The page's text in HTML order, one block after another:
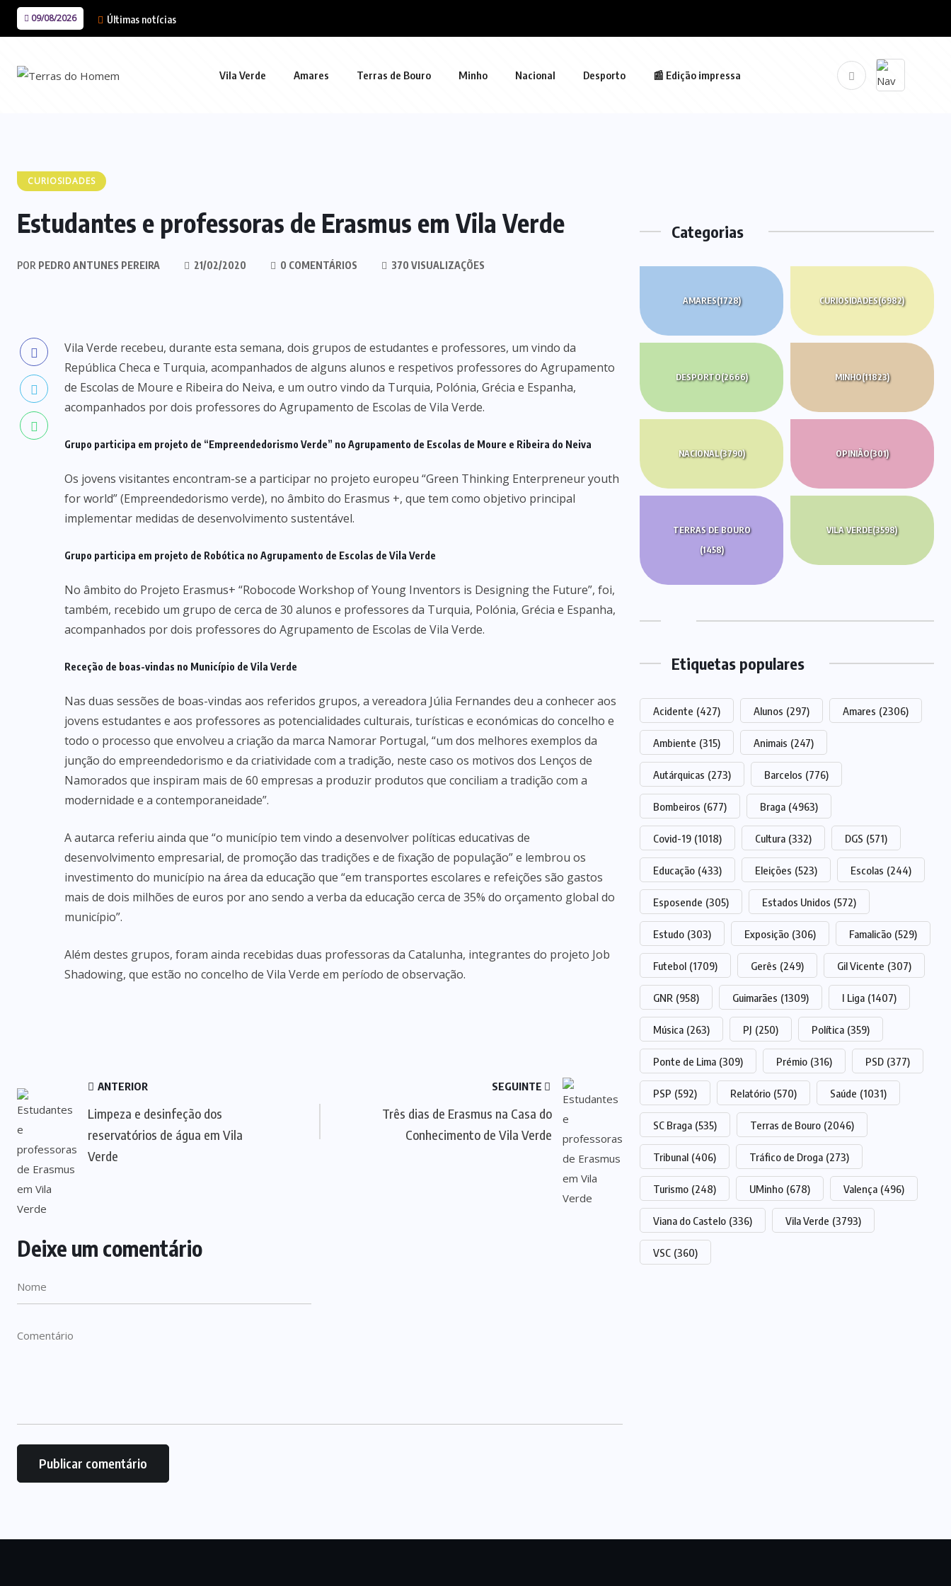
09/08/2026 Últimas notícias
Vila Verde Amares Terras de Bouro Minho Nacional Desporto 📰 Edição impressa
CURIOSIDADES
Estudantes e professoras de Erasmus em Vila Verde
POR PEDRO ANTUNES PEREIRA 21/02/2020 0 COMENTÁRIOS 370 VISUALIZAÇÕES
Vila Verde recebeu, durante esta semana, dois grupos de estudantes e professores, um vindo da
República Checa e Turquia, acompanhados de alguns alunos e respetivos professores do Agrupamento
de Escolas de Moure e Ribeira do Neiva, e um outro vindo da Turquia, Polónia, Grécia e Espanha,
acompanhados por dois professores do Agrupamento de Escolas de Vila Verde.
Grupo participa em projeto de “Empreendedorismo Verde” no Agrupamento de Escolas de Moure e Ribeira do Neiva
Os jovens visitantes encontram-se a participar no projeto europeu “Green Thinking Enterpreneur youth
for world” (Empreendedorismo verde), no âmbito do Erasmus +, que tem como objetivo principal
implementar medidas de desenvolvimento sustentável.
Grupo participa em projeto de Robótica no Agrupamento de Escolas de Vila Verde
No âmbito do Projeto Erasmus+ “Robocode Workshop of Young Inventors is Designing the Future”, foi,
também, recebido um grupo de cerca de 30 alunos e professores da Turquia, Polónia, Grécia e Espanha,
acompanhados por dois professores do Agrupamento de Escolas de Vila Verde.
Receção de boas-vindas no Município de Vila Verde
Nas duas sessões de boas-vindas aos referidos grupos, a vereadora Júlia Fernandes deu a conhecer aos
jovens estudantes e aos professores as potencialidades culturais, turísticas e económicas do concelho e
todo o processo que envolveu a criação da marca Namorar Portugal, “um dos melhores exemplos da
junção do empreendedorismo e da criatividade com a tradição, neste caso os motivos dos Lenços de
Namorados que inspiram mais de 60 empresas a produzir produtos que conciliam a tradição com a
modernidade e a contemporaneidade”.
A autarca referiu ainda que “o município tem vindo a desenvolver políticas educativas de
desenvolvimento empresarial, de promoção das tradições e de fixação de população” e lembrou os
investimento do município na área da educação que “em transportes escolares e refeições são gastos
mais de dois milhões de euros por ano sendo a verba da educação cerca de 35% do orçamento global do
município”.
Além destes grupos, foram ainda recebidas duas professoras da Catalunha, integrantes do projeto Job
Shadowing, que estão no concelho de Vila Verde em período de observação.
ANTERIOR
Limpeza e desinfeção dos
reservatórios de água em Vila
Verde
SEGUINTE
Três dias de Erasmus na Casa do
Conhecimento de Vila Verde
Deixe um comentário
Categorias
AMARES(1728) CURIOSIDADES(6982)
DESPORTO(2666) MINHO(11823)
NACIONAL(3790) OPINIÃO(301)
TERRAS DE BOURO
(1458)
VILA VERDE(3598)
Etiquetas populares
Acidente (427) Alunos (297) Amares (2306)
Ambiente (315) Animais (247)
Autárquicas (273) Barcelos (776)
Bombeiros (677) Braga (4963)
Covid-19 (1018) Cultura (332) DGS (571)
Educação (433) Eleições (523) Escolas (244)
Esposende (305) Estados Unidos (572)
Estudo (303) Exposição (306) Famalicão (529)
Futebol (1709) Gerês (249) Gil Vicente (307)
GNR (958) Guimarães (1309) I Liga (1407)
Música (263) PJ (250) Política (359)
Ponte de Lima (309) Prémio (316) PSD (377)
PSP (592) Relatório (570) Saúde (1031)
SC Braga (535) Terras de Bouro (2046)
Tribunal (406) Tráfico de Droga (273)
Turismo (248) UMinho (678) Valença (496)
Viana do Castelo (336) Vila Verde (3793)
VSC (360)